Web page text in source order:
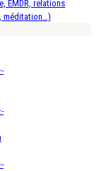
EMDR, relations
méditation…)